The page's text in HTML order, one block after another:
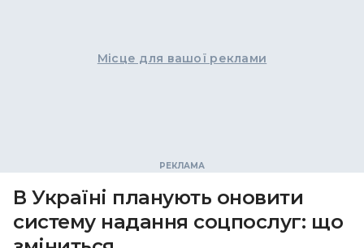
Місце для вашої реклами
В Україні планують оновити
систему надання соцпослуг: що